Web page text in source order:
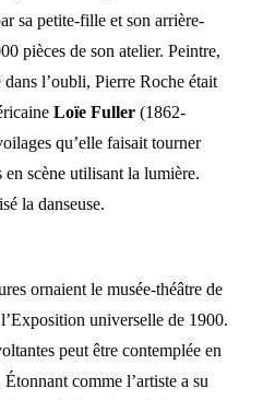
sa petite-fille et son arrière-
pièces de son atelier. Peintre,
l’oubli, Pierre Roche était
Loïe Fuller (1862-
qu’elle faisait tourner
en scène utilisant la lumière.
la danseuse.
ornaient le musée-théâtre de
universelle de 1900.
peut être contemplée en
comme l’artiste a su